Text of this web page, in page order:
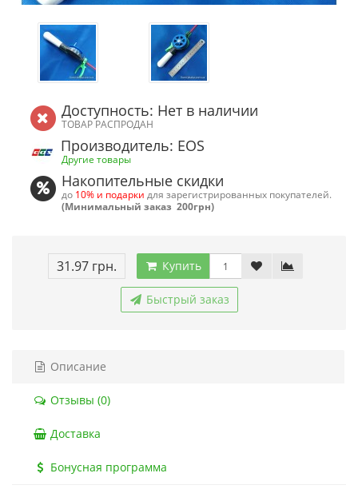
Доступность: Нет в наличии
ТОВАР РАСПРОДАН
Производитель: EOS
Другие товары
Накопительные скидки
до 10% и подарки для зарегистрированных покупателей.
(Минимальный заказ 200грн)
31.97 грн. Купить
Быстрый заказ
Описание
Отзывы (0)
Доставка
Бонусная программа